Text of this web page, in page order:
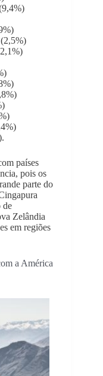
países
pois os
parte do
de
Zelândia
em regiões
a América